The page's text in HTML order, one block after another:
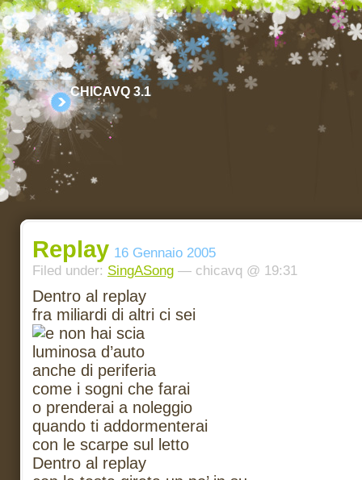
CHICAVQ 3.1
Replay 16 Gennaio 2005
Filed under: SingASong — chicavq @ 19:31
Dentro al replay
fra miliardi di altri ci sei
e non hai scia
luminosa d’auto
anche di periferia
come i sogni che farai
o prenderai a noleggio
quando ti addormenterai
con le scarpe sul letto
Dentro al replay